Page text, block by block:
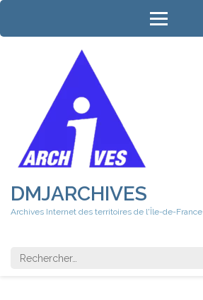
Aller
contenu
DMJARCHIVES
Archives Internet des territoires de l'Île-de-France